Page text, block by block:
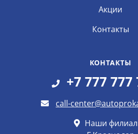
Акции
Контакты
КОНТАКТЫ
+7 777 777
call-
Наши